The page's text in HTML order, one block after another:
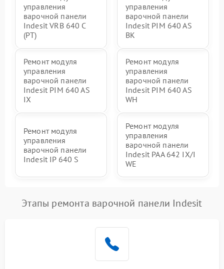
управления
варочной панели
Indesit VRB 640 C
(PT)
управления
варочной панели
Indesit PIM 640 AS
BK
Ремонт модуля
управления
варочной панели
Indesit PIM 640 AS
IX
Ремонт модуля
управления
варочной панели
Indesit PIM 640 AS
WH
Ремонт модуля
управления
варочной панели
Indesit IP 640 S
Ремонт модуля
управления
варочной панели
Indesit PAA 642 IX/I
WE
Этапы ремонта варочной панели Indesit